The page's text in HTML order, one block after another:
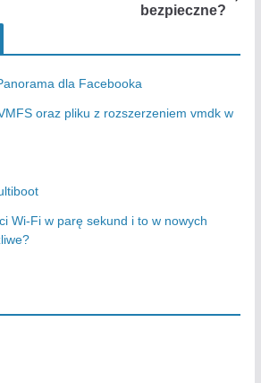
bezpieczne?
dla Facebooka
oraz pliku z rozszerzeniem vmdk w
Wi-Fi w parę sekund i to w nowych